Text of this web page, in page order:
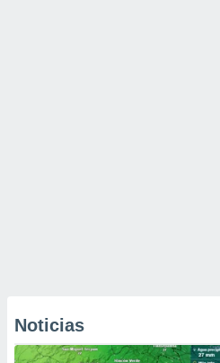
Noticias